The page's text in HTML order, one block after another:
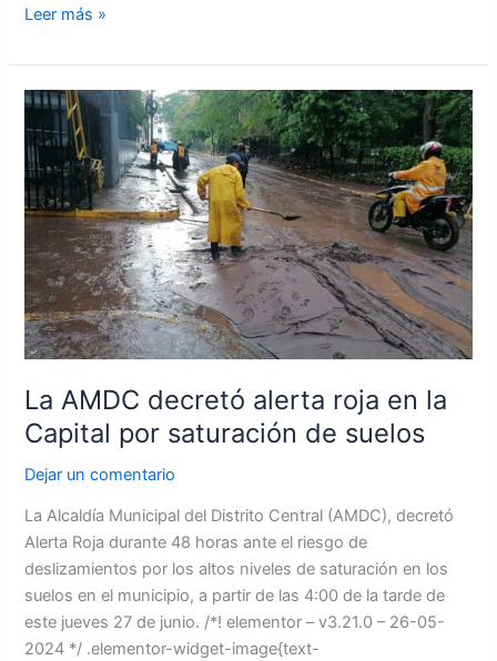
Leer más »
La AMDC decretó alerta roja en la
Capital por saturación de suelos
Dejar un comentario
La Alcaldía Municipal del Distrito Central (AMDC), decretó
Alerta Roja durante 48 horas ante el riesgo de
deslizamientos por los altos niveles de saturación en los
suelos en el municipio, a partir de las 4:00 de la tarde de
este jueves 27 de junio. /*! elementor – v3.21.0 – 26-05-
2024 */ .elementor-widget-image{text-
La
AMDC
decretó
alerta
roja
la
Capital
por
saturación
suelos